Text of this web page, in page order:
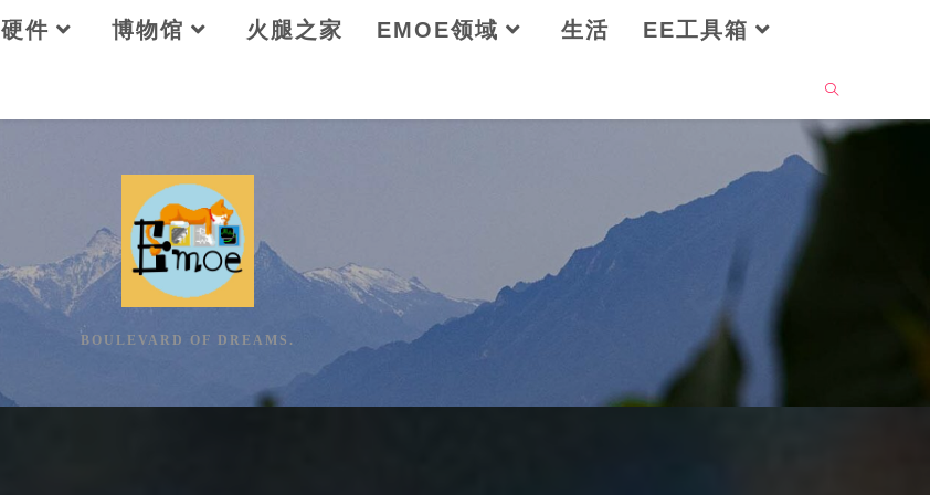
硬件 博物馆 火腿之家 EMOE领域 生活 EE工具箱
BOULEVARD OF DREAMS.